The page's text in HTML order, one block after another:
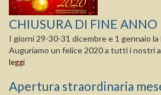
CHIUSURA DI FINE ANNO
I giorni 29-30-31 dicembre e 1 gennaio
Auguriamo un felice 2020 a tutti i nostri
leggi
Apertura straordinaria